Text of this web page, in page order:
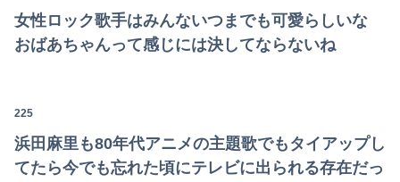
女性ロック歌手はみんないつまでも可愛らしいな
おばあちゃんって感じには決してならないね
225
浜田麻里も80年代アニメの主題歌でもタイアップし
てたら今でも忘れた頃にテレビに出られる存在だっ